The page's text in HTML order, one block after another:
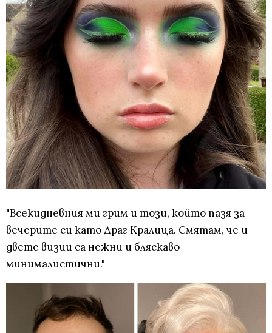
"Всекидневния ми грим и този, който пазя за
вечерите си като Драг Кралица. Смятам, че и
двете визии са нежни и бляскаво
минималистични."